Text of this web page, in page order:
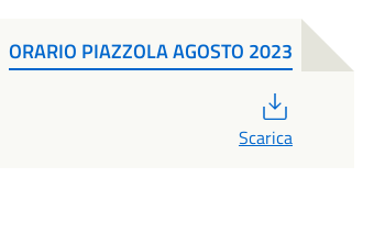
ORARIO PIAZZOLA AGOSTO 2023
Scarica